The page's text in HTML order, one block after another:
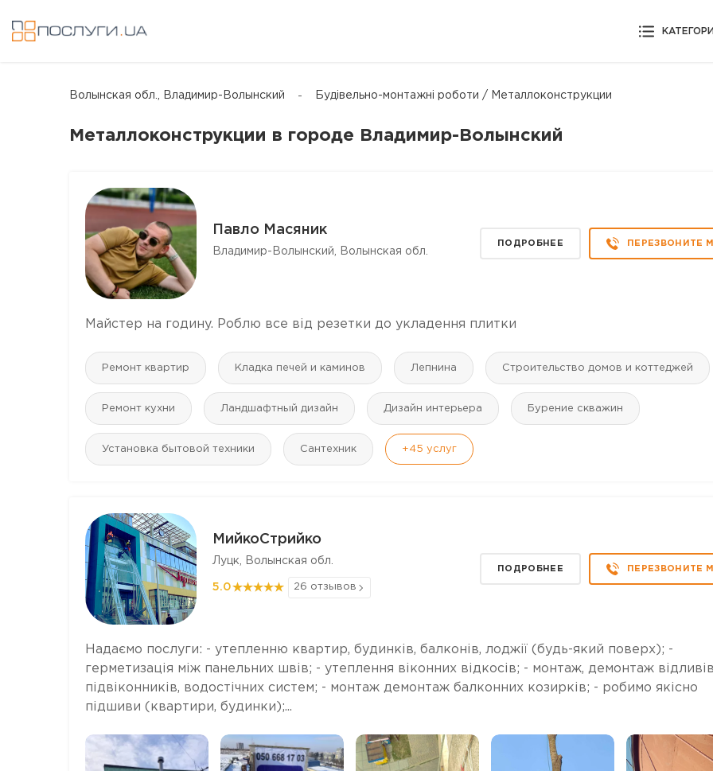
Волынская обл., Владимир-Волынский Будівельно-монтажні роботи / Mеталлоконструкции
Mеталлоконструкции в городе Владимир-Волынский
Павло Масяник
Владимир-Волынский, Волынская обл.
ПОДРОБНЕЕ ПЕРЕЗВОНИТЕ
Майстер на годину. Роблю все від резетки до укладення плитки
Ремонт квартир Кладка печей и каминов Лепнина Строительство домов и коттеджей
Ремонт кухни Ландшафтный дизайн Дизайн интерьера Бурение скважин
Установка бытовой техники Сантехник +45 услуг
МийкоСтрийко
Луцк, Волынская обл.
5.0 26 отзывов
ПОДРОБНЕЕ ПЕРЕЗВОНИТЕ
Надаємо послуги: - утепленню квартир, будинків, балконів, лоджії (будь-який поверх); -
герметизація між панельних швів; - утеплення віконних відкосів; - монтаж, демонтаж
підвіконників, водостічних систем; - монтаж демонтаж балконних козирків; - робимо якісно
підшиви (квартири, будинки);...